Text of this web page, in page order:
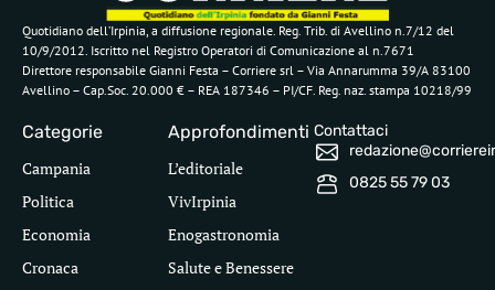
Quotidiano dell’Irpinia, a diffusione regionale. Reg. Trib. di Avellino n.7/12 del
10/9/2012. Iscritto nel Registro Operatori di Comunicazione al n.7671
Direttore responsabile Gianni Festa – Corriere srl – Via Annarumma 39/A 83100
Avellino – Cap.Soc. 20.000 € – REA 187346 – PI/CF. Reg. naz. stampa 10218/99
Categorie
Campania
Politica
Economia
Cronaca
Approfondimenti
L’editoriale
VivIrpinia
Enogastronomia
Salute e Benessere
Contattaci
0825 55 79 03